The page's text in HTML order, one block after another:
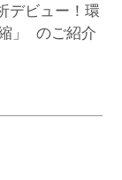
デビュー！環
」 のご紹介